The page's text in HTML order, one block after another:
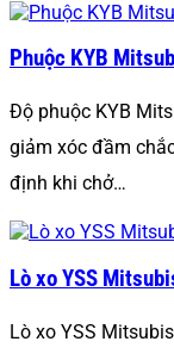
Phuộc KYB
Độ phuộc KYB
giảm xóc đầm
định khi chở…
Lò xo YSS
Lò xo YSS